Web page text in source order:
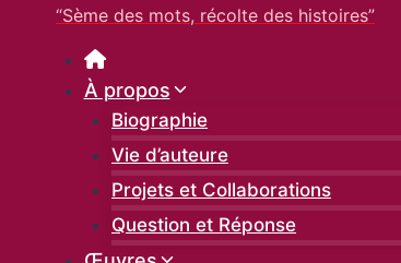
“Sème des mots, récolte des histoires”
À propos
Biographie
Vie d’auteure
Projets et Collaborations
Question et Réponse